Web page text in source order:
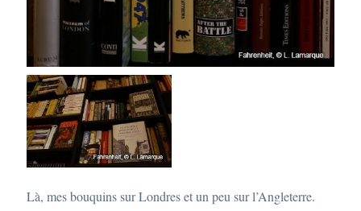
Là, mes bouquins sur Londres et un peu sur l’Angleterre.